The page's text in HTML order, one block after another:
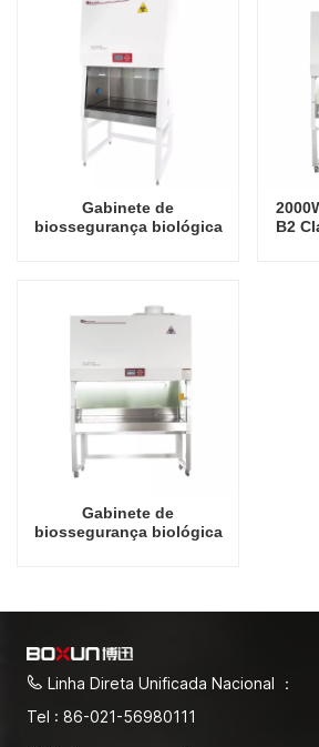
Gabinete de
biossegurança biológica
B2
Gabinete de
biossegurança biológica
Linha Direta Unificada Nacional ：
Tel : 86-021-56980111